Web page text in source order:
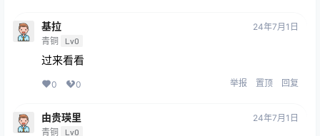
基拉
青铜 Lv0
24年7月1日
过来看看
0 0 举报 置顶 回复
由贵瑛里
青铜 Lv0
24年7月1日